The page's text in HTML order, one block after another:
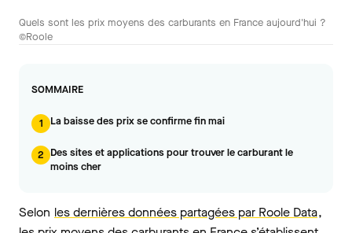
Quels sont les prix moyens des carburants en France aujourd'hui ?
©Roole
SOMMAIRE
1 La baisse des prix se confirme fin mai
2 Des sites et applications pour trouver le carburant le
moins cher
Selon les dernières données partagées par Roole Data,